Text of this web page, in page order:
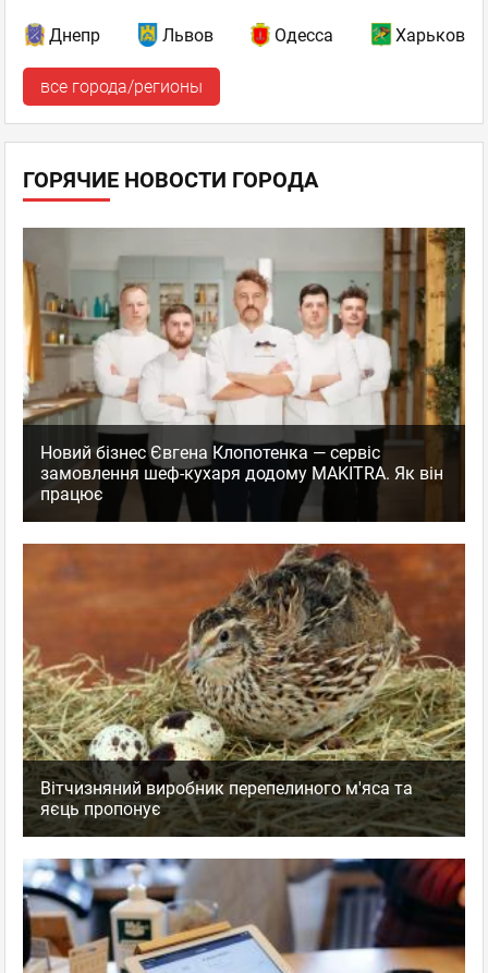
Днепр Львов Одесса Харьков
все города/регионы
ГОРЯЧИЕ НОВОСТИ ГОРОДА
Новий бізнес Євгена Клопотенка — сервіс
замовлення шеф-кухаря додому MAKITRA. Як він
працює
Вітчизняний виробник перепелиного м'яса та
яєць пропонує